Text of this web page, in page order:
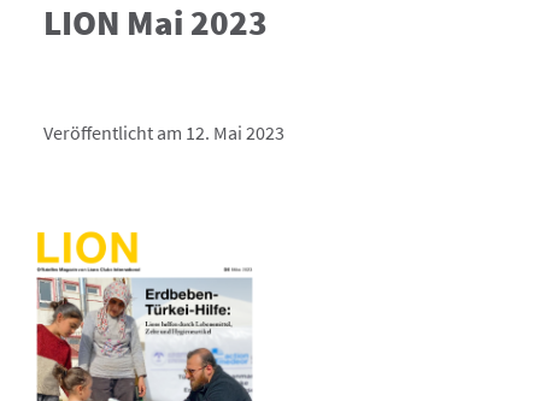
LION Mai 2023
Veröffentlicht am 12. Mai 2023